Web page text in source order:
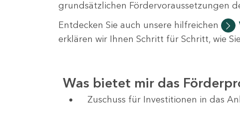
grundsätzlichen Fördervoraussetzungen
Entdecken Sie auch unsere hilfreichen
erklären wir Ihnen Schritt für Schritt, wie
Was bietet mir das
Zuschuss für Investitionen in das